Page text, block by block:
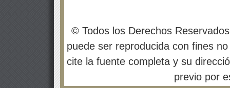
© Todos los Derechos
puede ser reproducida con fines
cite la fuente completa y su
previo por